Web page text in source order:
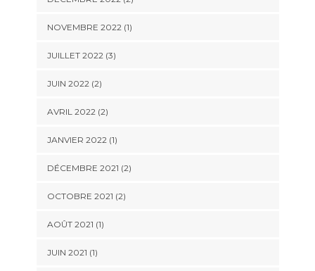
NOVEMBRE 2022(1)
JUILLET 2022(3)
JUIN 2022(2)
AVRIL 2022(2)
JANVIER 2022(1)
DÉCEMBRE 2021 (2)
OCTOBRE 2021 (2)
AOÛT 2021 (1)
JUIN 2021 (1)